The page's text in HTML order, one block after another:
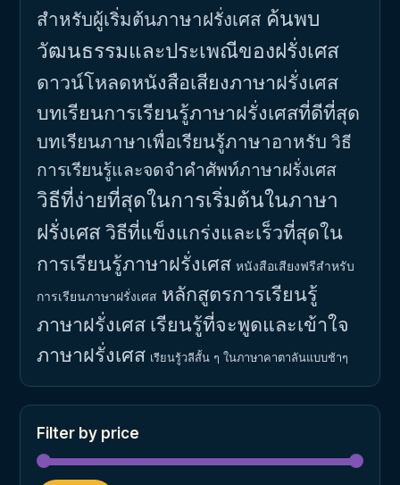
สำหรับผู้เริ่มต้นภาษาฝรั่งเศส ค้นพบ
วัฒนธรรมและประเพณีของฝรั่งเศส
ดาวน์โหลดหนังสือเสียงภาษาฝรั่งเศส
บทเรียนการเรียนรู้ภาษาฝรั่งเศสที่ดีที่สุด
บทเรียนภาษาเพื่อเรียนรู้ภาษาอาหรับ วิธี
การเรียนรู้และจดจำคำศัพท์ภาษาฝรั่งเศส
วิธีที่ง่ายที่สุดในการเริ่มต้นในภาษา
ฝรั่งเศสวิธีที่แข็งแกร่งและเร็วที่สุดใน
การเรียนรู้ภาษาฝรั่งเศส หนังสือเสียงฟรีสำหรับ
การเรียนภาษาฝรั่งเศส หลักสูตรการเรียนรู้
ภาษาฝรั่งเศส เรียนรู้ที่จะพูดและเข้าใจ
ภาษาฝรั่งเศส เรียนรู้วลีสั้น ๆ ในภาษาคาตาลันแบบช้าๆ
Filter by price